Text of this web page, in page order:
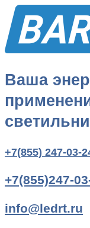
Ваша
+7(855) 247-03-
+7(855)247-
info@ledrt.ru